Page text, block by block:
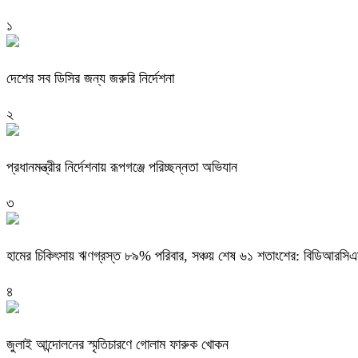
১
দেশের সব ডিসির জন্য জরুরি নির্দেশনা
২
প্রধানমন্ত্রীর নির্দেশনায় রূপগঞ্জে পরিচ্ছন্নতা অভিযান
৩
হামের চিকিৎসায় ঋণগ্রস্ত ৮৯% পরিবার, সঞ্চয় শেষ ৬১ শতাংশের:
৪
জুলাই আন্দোলনের স্মৃতিচারণে গোলাম ফারুক খোকন